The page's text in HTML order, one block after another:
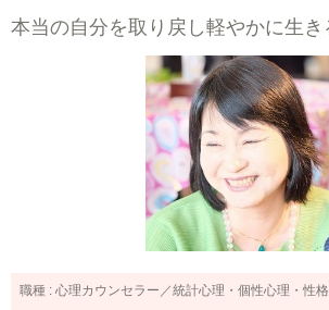
本当の自分を取り戻し軽やかに生き
職種 : 心理カウンセラー／統計心理・個性心理・性